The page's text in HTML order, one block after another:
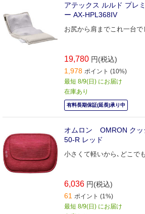
アテックス ルルド プレ
ー AX-HPL368IV
お尻から肩までこれ一台
19,780 円(税込)
1,978 ポイント (10%)
最短 8/9(日) にお届け
在庫あり
有料長期保証(延長)承り中
オムロン OMRON クッ
50-R レッド
小さくて軽いから､どこで
6,036 円(税込)
61 ポイント (1%)
最短 8/9(日) にお届け